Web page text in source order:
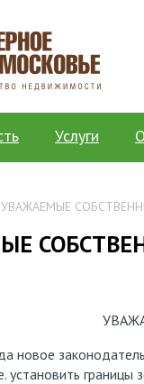
Услуги
УВАЖАЕМЫЕ
установить границы